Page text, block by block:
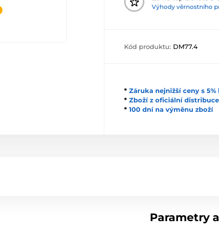
Výhody věrnostního
Kód produktu: DM77.4
* Záruka nejnižší ceny s 5%
* Zboží z oficiální distribuce
* 100 dní na výměnu zboží
Parametry